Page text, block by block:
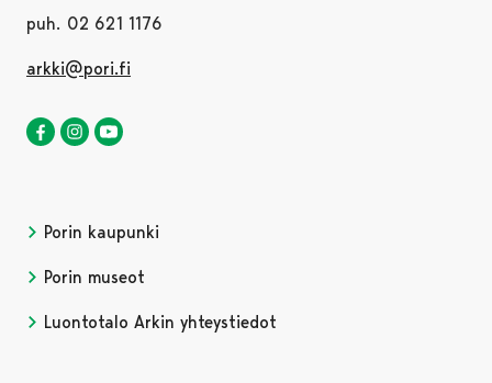
puh. 02 621 1176
arkki@pori.fi
Luontotalo Arkki Facebookissa
Avautuu uudessa välilehdessä
Luontotalo Arkki Instagramissa
Avautuu uudessa välilehdessä
Porin kaupunki
Porin museot
Luontotalo Arkin yhteystiedot